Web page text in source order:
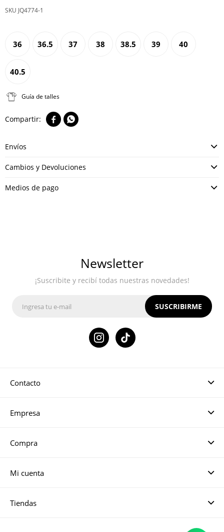
JQ4774-1
36 36.5 37 38 38.5 39 40
40.5
Guía de talles
 
Envíos
Cambios y Devoluciones
Medios de pago
Contacto
Empresa
Compra
Mi cuenta
Tiendas
Newsletter
¡Suscribite y recibí todas nuestras novedades!
SUSCRIBIRME
